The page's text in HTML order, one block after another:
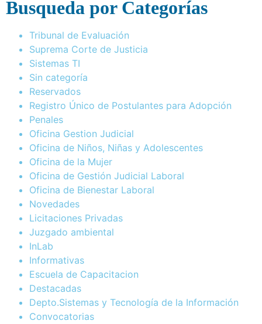
Busqueda por Categorías
Tribunal de Evaluación
Suprema Corte de Justicia
Sistemas TI
Sin categoría
Reservados
Registro Único de Postulantes para Adopción
Penales
Oficina Gestion Judicial
Oficina de Niños, Niñas y Adolescentes
Oficina de la Mujer
Oficina de Gestión Judicial Laboral
Oficina de Bienestar Laboral
Novedades
Licitaciones Privadas
Juzgado ambiental
InLab
Informativas
Escuela de Capacitacion
Destacadas
Depto.Sistemas y Tecnología de la Información
Convocatorias